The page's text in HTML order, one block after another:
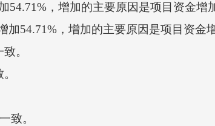
54.71%，增加的主要原因是项目资金增
加54.71%，增加的主要原因是项目资金
致。
。
致。